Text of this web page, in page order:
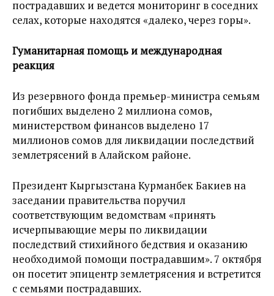
пострадавших и ведется мониторинг в соседних
селах, которые находятся «далеко, через горы».
Гуманитарная помощь и международная
реакция
Из резервного фонда премьер-министра семьям
погибших выделено 2 миллиона сомов,
министерством финансов выделено 17
миллионов сомов для ликвидации последствий
землетрясений в Алайском районе.
Президент Кыргызстана Курманбек Бакиев на
заседании правительства поручил
соответствующим ведомствам «принять
исчерпывающие меры по ликвидации
последствий стихийного бедствия и оказанию
необходимой помощи пострадавшим». 7 октября
он посетит эпицентр землетрясения и встретится
с семьями пострадавших.